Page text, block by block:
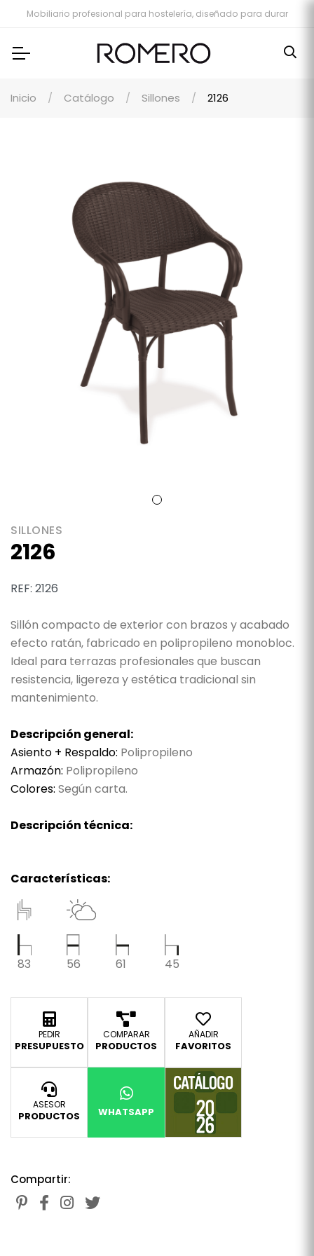
Mobiliario profesional para hostelería, diseñado para durar
Inicio Catálogo Sillones 2126
SILLONES
2126
REF: 2126
Sillón compacto de exterior con brazos y acabado
efecto ratán, fabricado en polipropileno monobloc.
Ideal para terrazas profesionales que buscan
resistencia, ligereza y estética tradicional sin
mantenimiento.
Descripción general:
Asiento + Respaldo: Polipropileno
Armazón: Polipropileno
Colores: Según carta.
Descripción técnica:
Características:
83 56 61 45
PEDIR
PRESUPUESTO
COMPARAR
PRODUCTOS
AÑADIR
FAVORITOS
ASESOR
PRODUCTOS WHATSAPP
Compartir: